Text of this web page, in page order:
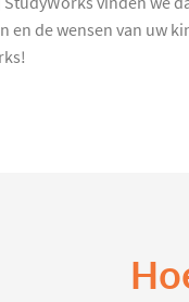
en de wensen van uw